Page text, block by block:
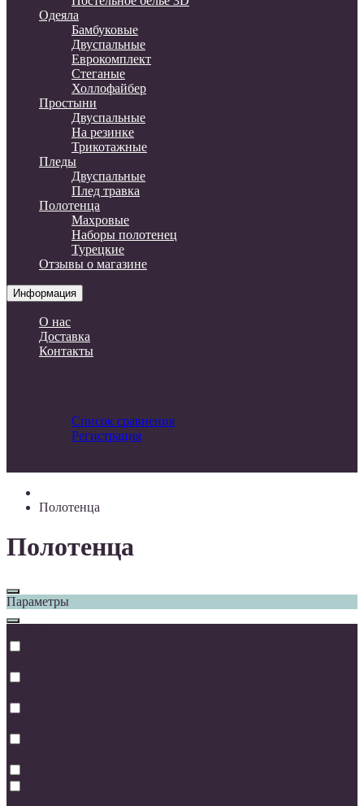
Одеяла
Бамбуковые
Двуспальные
Еврокомплект
Стеганые
Холлофайбер
Простыни
Двуспальные
На резинке
Трикотажные
Пледы
Двуспальные
Плед травка
Полотенца
Махровые
Наборы полотенец
Турецкие
Отзывы о магазине
Информация
О нас
Доставка
Контакты
Список сравнения
Регистрация
Полотенца
Полотенца
Параметры